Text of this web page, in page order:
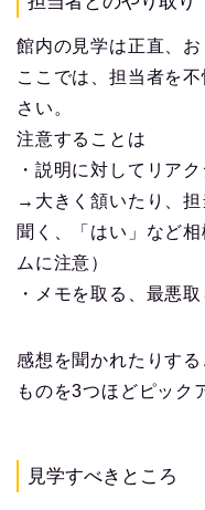
館内の見学は正直、お
ここでは、担当者を
さい。
注意することは
・説明に対してリア
→大きく頷いたり、担
聞く、「はい」など
ムに注意）
・メモを取る、最悪
感想を聞かれたりす
ものを3つほどピック
見学すべきところ